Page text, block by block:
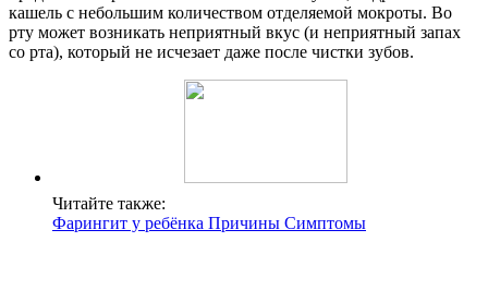
кашель с небольшим количеством отделяемой мокроты. Во
рту может возникать неприятный вкус (и неприятный запах
со рта), который не исчезает даже после чистки зубов.
Читайте также:
Фарингит у ребёнка Причины Симптомы